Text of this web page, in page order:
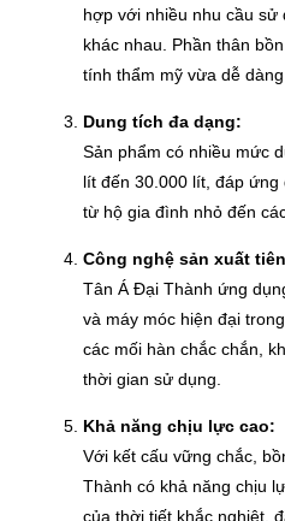
hợp với nhiều nhu cầu sử
khác nhau. Phần thân
tính thẩm mỹ vừa dễ dàng
Dung tích đa dạng:
Sản phẩm có nhiều mức
lít đến 30.000 lít, đáp
từ hộ gia đình nhỏ đến
Công nghệ sản xuất
Tân Á Đại Thành ứng
và máy móc hiện đại
các mối hàn chắc chắn,
thời gian sử dụng.
Khả năng chịu lực cao:
Với kết cấu vững chắc,
Thành có khả năng chịu
của thời tiết khắc nghiệt,